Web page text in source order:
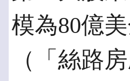
模為80億
（「絲路